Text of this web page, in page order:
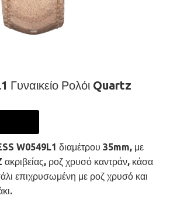
Γυναικείο Ρολόι Quartz
W0549L1 διαμέτρου 35mm, με
ροζ χρυσό καντράν, κάσα
επιχρυσωμένη με ροζ χρυσό και